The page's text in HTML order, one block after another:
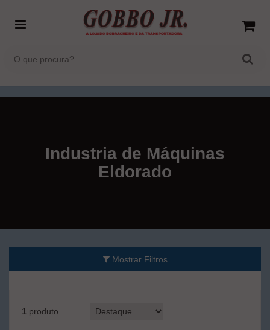
Industria de Máquinas
Eldorado
Mostrar Filtros
1 produto